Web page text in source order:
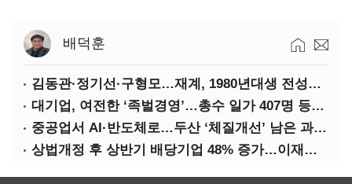
배덕훈
김동관·정기선·구형모…재계, 1980년대생 전성시대
대기업, 여전한 ‘족벌경영’…총수 일가 407명 등기임원
중공업서 AI·반도체로…두산 ‘체질개선’ 남은 과제는
상법개정 후 상반기 배당기업 48% 증가…이재용 배당액 728억 1위